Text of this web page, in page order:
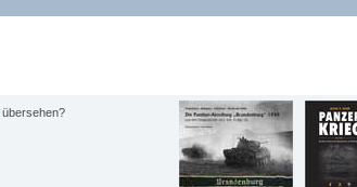
übersehen?